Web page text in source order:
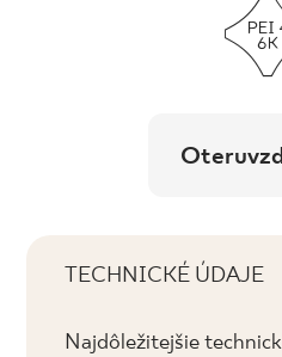
TECHNICKÉ ÚDAJE
Najdôležitejšie